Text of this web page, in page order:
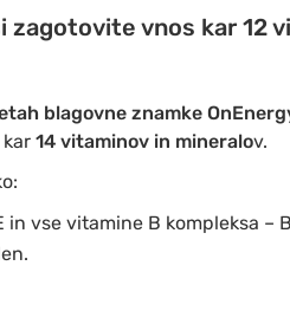
zagotovite vnos kar 12
blagovne znamke
14 vitaminov in mineralov.
in vse vitamine B kompleksa –